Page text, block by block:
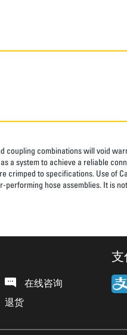
coupling combinations will void
a system to achieve a reliable
crimped to specifications. Use of
hose assemblies. It is
在线咨询
退货
支